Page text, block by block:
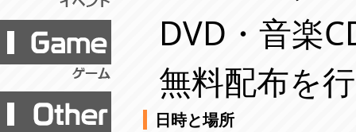
DVD・音楽
無料配布を
日時と場所